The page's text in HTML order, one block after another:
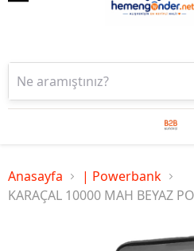
Anasayfa
| Powerbank
KARAÇAL 10000 MAH BEYAZ